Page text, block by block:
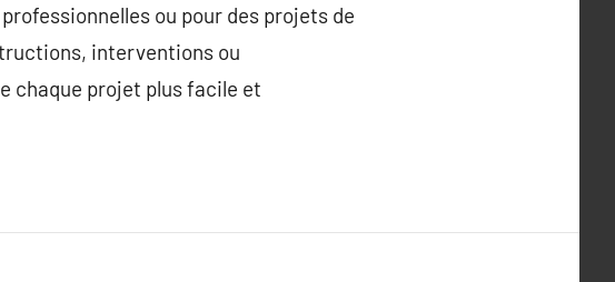
ou pour des projets de
interventions ou
chaque projet plus facile et